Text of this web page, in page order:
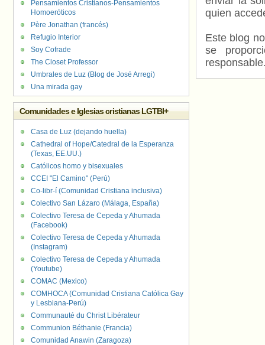
quien
Este blog
se
Pensamientos Cristianos-Pensamientos
Homoeróticos
Père Jonathan (francés)
Refugio Interior
Soy Cofrade
The Closet Professor
Umbrales de Luz (Blog de José Arregi)
Una mirada gay
Comunidades e Iglesias cristianas LGTBI+
Casa de Luz (dejando huella)
Cathedral of Hope/Catedral de la Esperanza
(Texas, EE.UU.)
Católicos homo y bisexuales
CCEI "El Camino" (Perú)
Co-libr-í (Comunidad Cristiana inclusiva)
Colectivo San Lázaro (Málaga, España)
Colectivo Teresa de Cepeda y Ahumada
(Facebook)
Colectivo Teresa de Cepeda y Ahumada
(Instagram)
Colectivo Teresa de Cepeda y Ahumada
(Youtube)
COMAC (Mexico)
COMHOCA (Comunidad Cristiana Católica Gay
y Lesbiana-Perú)
Communauté du Christ Libérateur
Communion Béthanie (Francia)
Comunidad Anawin (Zaragoza)